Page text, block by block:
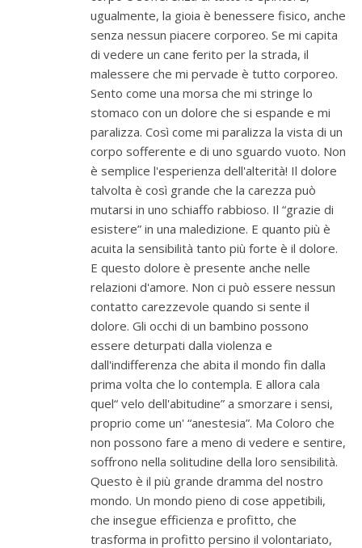
ugualmente, la gioia è benessere fisico, anche
senza nessun piacere corporeo. Se mi capita
di vedere un cane ferito per la strada, il
malessere che mi pervade è tutto corporeo.
Sento come una morsa che mi stringe lo
stomaco con un dolore che si espande e mi
paralizza. Così come mi paralizza la vista di un
corpo sofferente e di uno sguardo vuoto. Non
è semplice l'esperienza dell'alterità! Il dolore
talvolta è così grande che la carezza può
mutarsi in uno schiaffo rabbioso. Il “grazie di
esistere” in una maledizione. E quanto più è
acuita la sensibilità tanto più forte è il dolore.
E questo dolore è presente anche nelle
relazioni d'amore. Non ci può essere nessun
contatto carezzevole quando si sente il
dolore. Gli occhi di un bambino possono
essere deturpati dalla violenza e
dall'indifferenza che abita il mondo fin dalla
prima volta che lo contempla. E allora cala
quel“ velo dell'abitudine” a smorzare i sensi,
proprio come un' “anestesia”. Ma Coloro che
non possono fare a meno di vedere e sentire,
soffrono nella solitudine della loro sensibilità.
Questo è il più grande dramma del nostro
mondo. Un mondo pieno di cose appetibili,
che insegue efficienza e profitto, che
trasforma in profitto persino il volontariato,